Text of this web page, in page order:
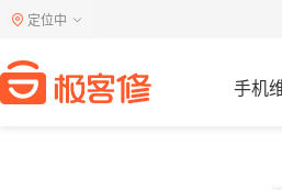
定位中
手机